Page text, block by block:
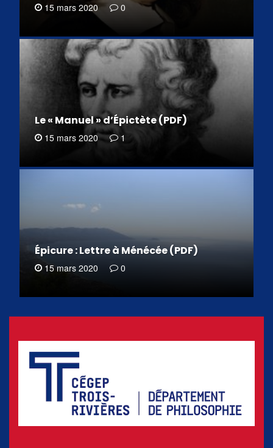
15 mars 2020 0
Le « Manuel » d’Épictète (PDF)
15 mars 2020 1
Épicure : Lettre à Ménécée (PDF)
15 mars 2020 0